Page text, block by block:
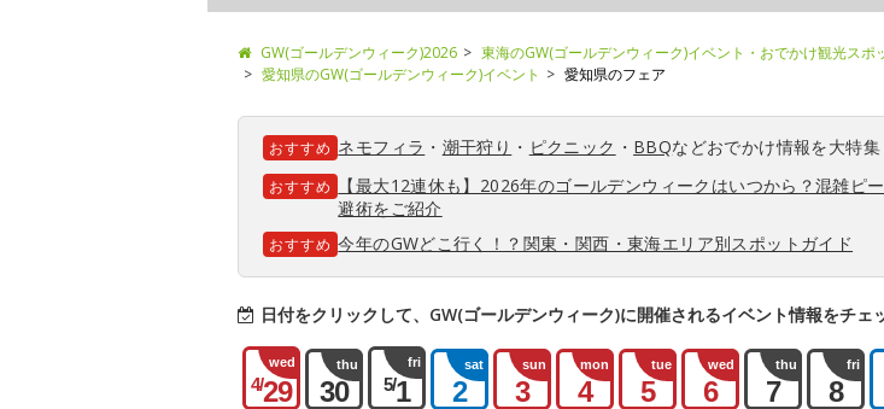
GW(ゴールデンウィーク)2026 東海のGW(ゴールデンウィーク)イベント・おでかけ観光スポ
愛知県のGW(ゴールデンウィーク)イベント
愛知県のフェア
おすすめ ネモフィラ ・ 潮干狩り ・ ピクニック ・ BBQなどおでかけ情報を大特集
おすすめ
【最大12連休も】2026年のゴールデンウィークはいつから？混雑ピ
避術をご紹介
おすすめ 今年のGWどこ行く！？関東・関西・東海エリア別スポットガイド
日付をクリックして、GW(ゴールデンウィーク)に開催されるイベント情報をチェ
wed
4/29
thu
30
fri
5/1
sat
2
sun
3
mon
4
tue
5
wed
6
thu
7
fri
8